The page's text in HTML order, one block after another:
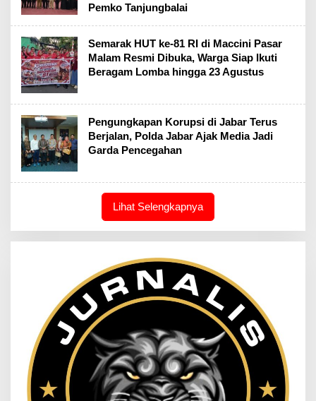
Pemko Tanjungbalai
Semarak HUT ke-81 RI di Maccini Pasar
Malam Resmi Dibuka, Warga Siap Ikuti
Beragam Lomba hingga 23 Agustus
Pengungkapan Korupsi di Jabar Terus
Berjalan, Polda Jabar Ajak Media Jadi
Garda Pencegahan
Lihat Selengkapnya